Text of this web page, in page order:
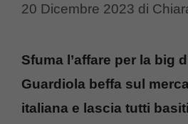
20 Dicembre 2023 di
Sfuma l’affare per la big
Guardiola beffa sul
italiana e lascia tutti